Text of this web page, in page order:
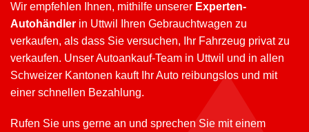
Wir empfehlen Ihnen, mithilfe unserer Experten-
Autohändler in Uttwil Ihren Gebrauchtwagen zu
verkaufen, als dass Sie versuchen, Ihr Fahrzeug privat zu
verkaufen. Unser Autoankauf-Team in Uttwil und in allen
Schweizer Kantonen kauft Ihr Auto reibungslos und mit
einer schnellen Bezahlung.
Rufen Sie uns gerne an und sprechen Sie mit einem